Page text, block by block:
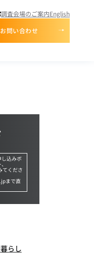
お問い合わせ
調査会場のご案内English
し込みボ
てくださ
まで直
暮らし